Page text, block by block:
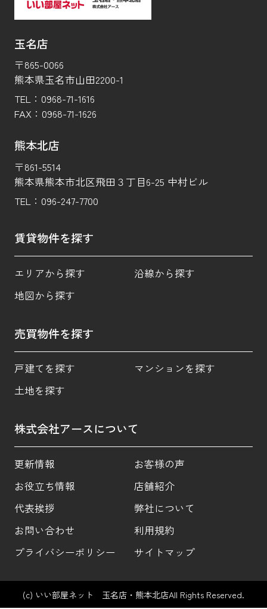
玉名店
〒865-0066
熊本県玉名市山田2200-1
TEL： 0968-71-1616
FAX： 0968-71-1626
熊本北店
〒861-5514
熊本県熊本市北区飛田３丁目6-25 中村ビル
TEL： 096-247-7700
賃貸物件を探す
エリアから探す
沿線から探す
地図から探す
売買物件を探す
戸建てを探す
マンションを探す
土地を探す
株式会社アースについて
更新情報
お客様の声
お役立ち情報
店舗紹介
代表挨拶
弊社について
お問い合わせ
利用規約
プライバシーポリシー
サイトマップ
(c) いい部屋ネット 玉名店・熊本北店All Rights Reserved.